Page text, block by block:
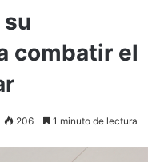
combatir el
206 1 minuto de lectura